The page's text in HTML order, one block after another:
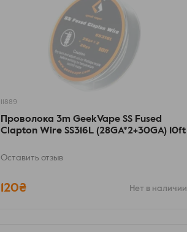
11889
Проволока 3m GeekVape SS Fused
Clapton Wire SS316L (28GA*2+30GA) 10ft
Оставить отзыв
120₴ Нет в наличии